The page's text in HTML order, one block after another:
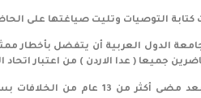
التوصيات وتليت صياغتها على
الدول العربية أن يتفضل بأخطار
جميعا ( عدا الاردن ) من اعتبار